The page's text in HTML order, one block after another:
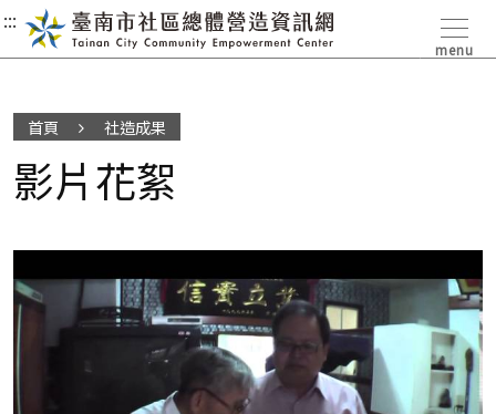
:::
menu
:::
:::
首頁 社造成果
影片花絮